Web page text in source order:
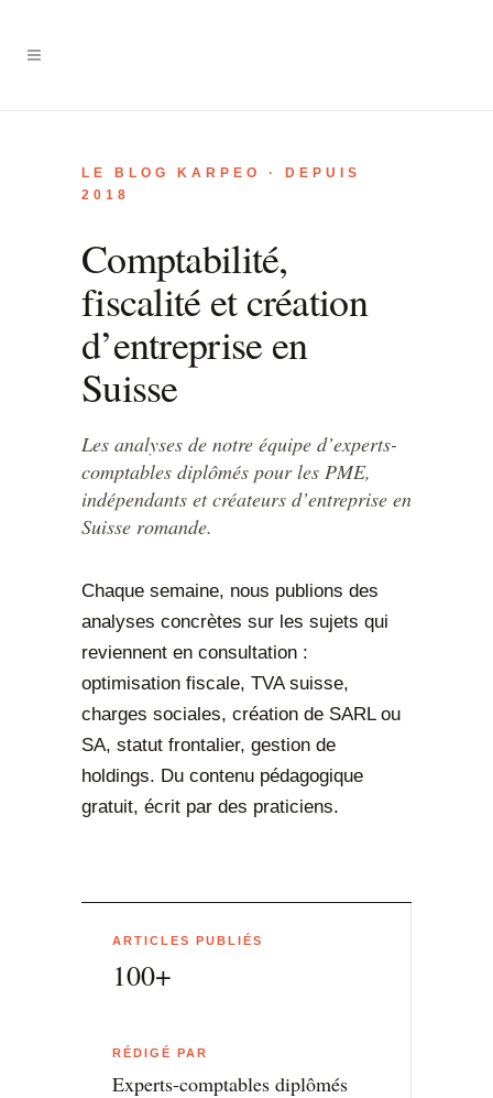
LE BLOG KARPEO · DEPUIS
2018
Comptabilité,
fiscalité et création
d’entreprise en
Suisse
Les analyses de notre équipe d’experts-
comptables diplômés pour les PME,
indépendants et créateurs d’entreprise en
Suisse romande.
Chaque semaine, nous publions des
analyses concrètes sur les sujets qui
reviennent en consultation :
optimisation fiscale, TVA suisse,
charges sociales, création de SARL ou
SA, statut frontalier, gestion de
holdings. Du contenu pédagogique
gratuit, écrit par des praticiens.
ARTICLES PUBLIÉS
100+
RÉDIGÉ PAR
Experts-comptables diplômés